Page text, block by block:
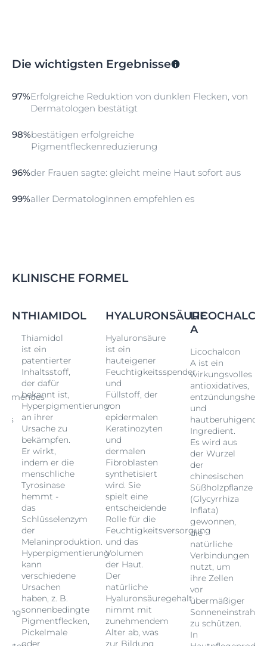
Die wichtigsten Ergebnisse
97%Erfolgreiche Reduktion von dunklen Flecken, von
Dermatologen bestätigt
98%bestätigen erfolgreiche
Pigmentfleckenreduzierung
96%der Frauen sagte: gleicht meine Haut sofort aus
99%aller DermatologInnen empfehlen es
KLINISCHE FORMEL
THIAMIDOL
Thiamidol
ist ein
patentierter
Inhaltsstoff,
der dafür
bekannt ist,
Hyperpigmentierung
an ihrer
Ursache zu
bekämpfen.
Er wirkt,
indem er die
menschliche
Tyrosinase
hemmt -
das
Schlüsselenzym
der
Melaninproduktion.
Hyperpigmentierung
kann
verschiedene
Ursachen
haben, z. B.
sonnenbedingte
Pigmentflecken,
Pickelmale
oder
HYALURONSÄURE
Hyaluronsäure
ist ein
hauteigener
Feuchtigkeitsspender
und
Füllstoff, der
von
epidermalen
Keratinozyten
und
dermalen
Fibroblasten
synthetisiert
wird. Sie
spielt eine
entscheidende
Rolle für die
Feuchtigkeitsversorgung
und das
Volumen
der Haut.
Der
natürliche
Hyaluronsäuregehalt
nimmt mit
zunehmendem
Alter ab, was
zur Bildung
A
Licochalcon
A ist ein
wirkungsvolles
antioxidatives,
und
hautberuhigendes
Ingredient.
Es wird aus
der Wurzel
der
chinesischen
Süßholzpflanze
(Glycyrrhiza
Inflata)
gewonnen,
die
natürliche
Verbindungen
nutzt, um
ihre Zellen
vor
übermäßiger
zu schützen.
In